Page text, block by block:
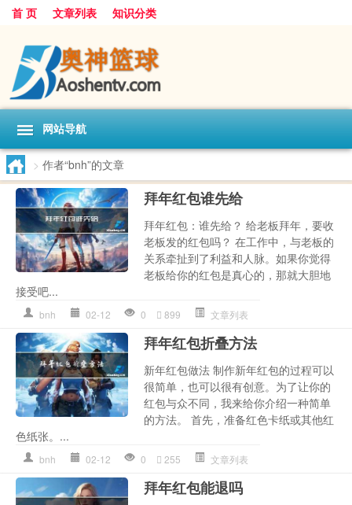
首 页 文章列表 知识分类
网站导航
> 作者“bnh”的文章
拜年红包谁先给
拜年红包：谁先给？ 给老板拜年，要收
老板发的红包吗？ 在工作中，与老板的
关系牵扯到了利益和人脉。如果你觉得
老板给你的红包是真心的，那就大胆地
接受吧...
bnh 02-12 0 899 文章列表
拜年红包折叠方法
新年红包做法 制作新年红包的过程可以
很简单，也可以很有创意。为了让你的
红包与众不同，我来给你介绍一种简单
的方法。 首先，准备红色卡纸或其他红
色纸张。...
bnh 02-12 0 255 文章列表
拜年红包能退吗